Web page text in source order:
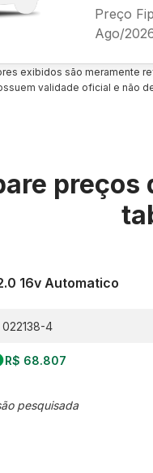
Preço
Ago/
exibidos são meramente
validade oficial e não
preços
16v Automatico
022138-4
R$ 68.807
pesquisada